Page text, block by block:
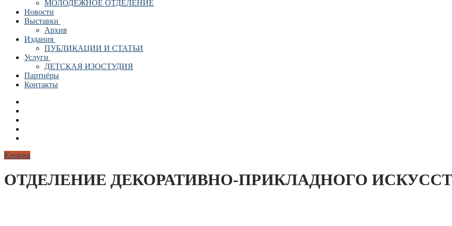
МОЛОДЕЖНОЕ ОТДЕЛЕНИЕ
Новости
Выставки
Архив
Издания
ПУБЛИКАЦИИ И СТАТЬИ
Услуги
ДЕТСКАЯ ИЗОСТУДИЯ
Партнёры
Контакты
Кнопка
ОТДЕЛЕНИЕ ДЕКОРАТИВНО-ПРИКЛАДНОГО